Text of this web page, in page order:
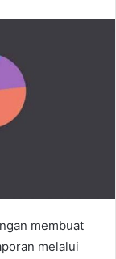
membuat
melalui